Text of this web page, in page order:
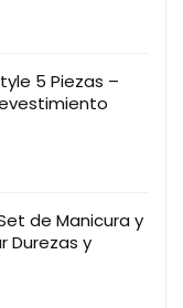
5 Piezas –
de Manicura y
Durezas y